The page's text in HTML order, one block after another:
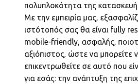
πολυπλοκότητα της
Με την εμπειρία μας,
ιστότοπός σας θα είναι fully
mobile-friendly, ασφαλής,
αξιόπιστος, ώστε να μπορείτε
επικεντρωθείτε σε αυτό που
για εσάς: την ανάπτυξη της